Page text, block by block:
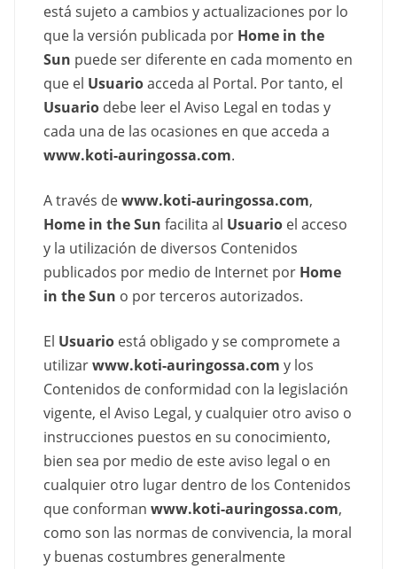
está sujeto a cambios y actualizaciones por lo
que la versión publicada por Home in the
Sun puede ser diferente en cada momento en
que el Usuarioacceda al Portal. Por tanto, el
Usuario debe leer el Aviso Legal en todas y
cada una de las ocasiones en que acceda a
www.koti-auringossa.com.
A través dewww.koti-auringossa.com,
Home in the Sun facilita al Usuario el acceso
y la utilización de diversos Contenidos
publicados por medio de Internet por Home
in the Sun o por terceros autorizados.
El Usuario está obligado y se compromete a
utilizarwww.koti-auringossa.com y los
Contenidos de conformidad con la legislación
vigente, el Aviso Legal, y cualquier otro aviso o
instrucciones puestos en su conocimiento,
bien sea por medio de este aviso legal o en
cualquier otro lugar dentro de los Contenidos
que conforman www.koti-auringossa.com,
como son las normas de convivencia, la moral
y buenas costumbres generalmente